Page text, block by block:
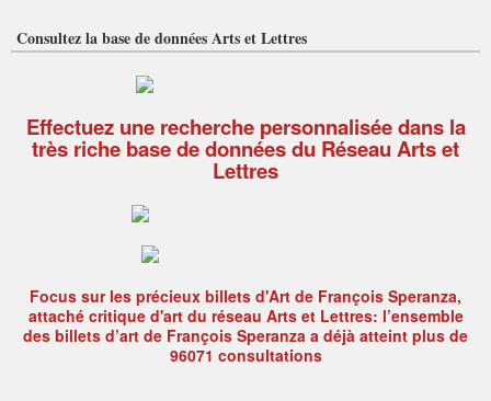
Consultez la base de données Arts et Lettres
Effectuez une recherche personnalisée dans la
très riche base de données du Réseau Arts et
Lettres
Focus sur les précieux billets d'Art de François Speranza,
attaché critique d'art du réseau Arts et Lettres: l’ensemble
des billets d’art de François Speranza a déjà atteint plus de
96071 consultations